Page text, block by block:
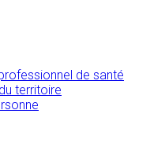
de santé
territoire